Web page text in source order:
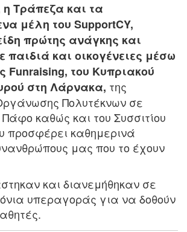
Τράπεζα και τα
μέλη του SupportCY,
πρώτης ανάγκης και
παιδιά και οικογένειες μέσω
Funraising, του Κυπριακού
στη Λάρνακα, της
Πολυτέκνων σε
καθώς και του Συσσιτίου
προσφέρει καθημερινά
μας που το έχουν
και διανεμήθηκαν σε
υπεραγοράς για να δοθούν